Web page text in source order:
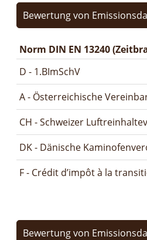
Bewertung von
Norm DIN EN 13240
D - 1.BImSchV
A - Österreichische
CH - Schweizer
DK - Dänische
F - Crédit d’impôt à la
Bewertung von